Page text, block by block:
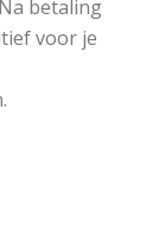
betaling
voor je